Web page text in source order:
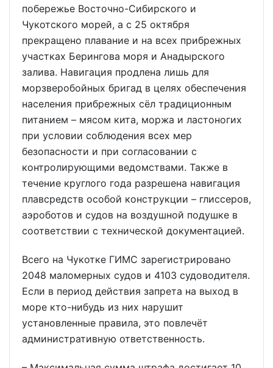
побережье Восточно-Сибирского и
Чукотского морей, а с 25 октября
прекращено плавание и на всех прибрежных
участках Берингова моря и Анадырского
залива. Навигация продлена лишь для
морзверобойных бригад в целях обеспечения
населения прибрежных сёл традиционным
питанием – мясом кита, моржа и ластоногих
при условии соблюдения всех мер
безопасности и при согласовании с
контролирующими ведомствами. Также в
течение круглого года разрешена навигация
плавсредств особой конструкции – глиссеров,
аэроботов и судов на воздушной подушке в
соответствии с технической документацией.
Всего на Чукотке ГИМС зарегистрировано
2048 маломерных судов и 4103 судоводителя.
Если в период действия запрета на выход в
море кто-нибудь из них нарушит
установленные правила, это повлечёт
административную ответственность.